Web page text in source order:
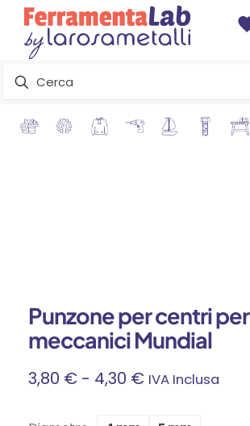
Punzone per centri per
meccanici Mundial
3,80 € - 4,30 €Fascia
IVA Inclusa